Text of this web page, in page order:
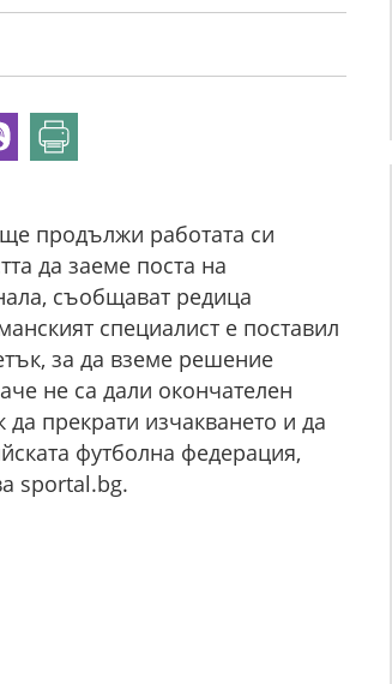
продължи работата си
да заеме поста на
съобщават редица
специалист е поставил
за да вземе решение
не са дали окончателен
прекрати изчакването и да
футболна федерация,
sportal.bg.